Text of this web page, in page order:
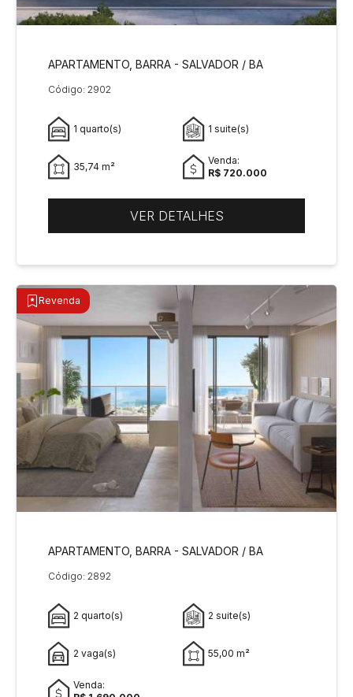
APARTAMENTO, BARRA - SALVADOR / BA
Código: 2902
1 quarto(s) 1 suite(s)
35,74 m²
Venda:
R$ 720.000
VER DETALHES
Revenda
APARTAMENTO, BARRA - SALVADOR / BA
Código: 2892
2 quarto(s) 2 suite(s)
2 vaga(s) 55,00 m²
Venda: